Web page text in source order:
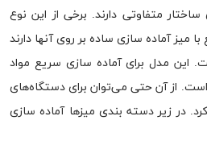
متفاوتی دارند. برخی از این نوع
میز آماده سازی ساده بر روی آنها دارند
این مدل برای آماده سازی سریع مواد
از آن حتی می‌توان برای دستگاه‌های
در زیر دسته بندی میزها آماده سازی